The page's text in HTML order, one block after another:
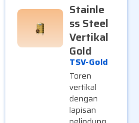
Stainle
ss Steel
Vertikal
Gold
TSV-Gold
Toren
vertikal
dengan
lapisan